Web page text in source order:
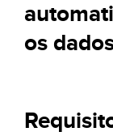
os